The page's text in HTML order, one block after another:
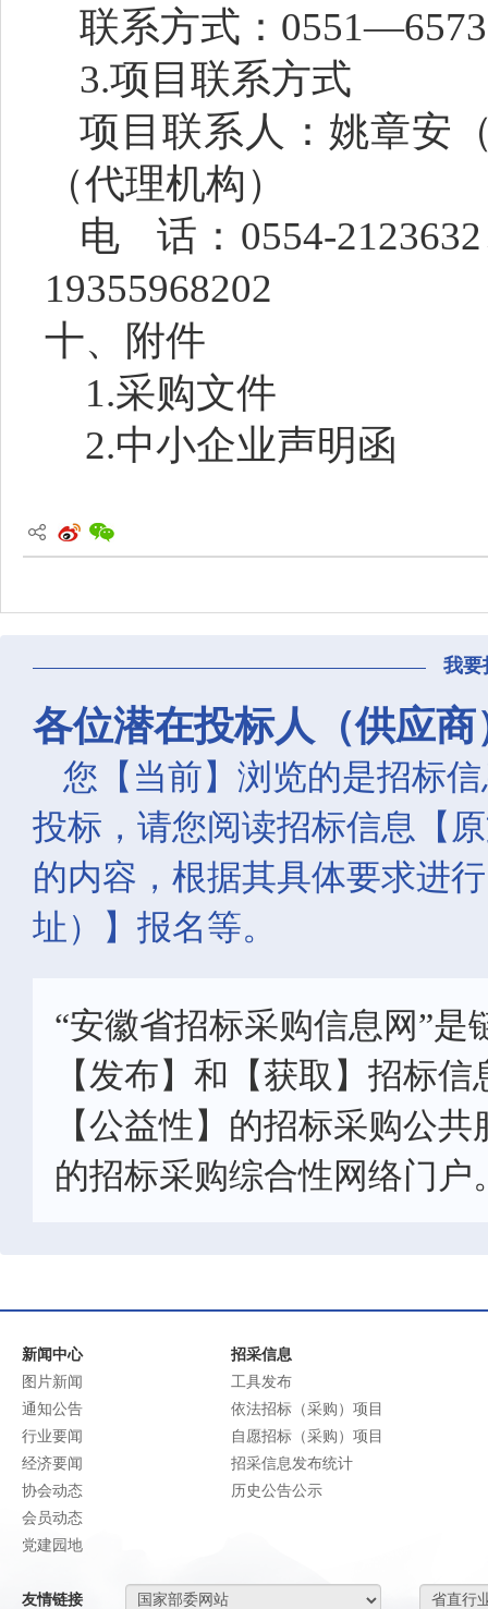
联系方式：
3.项目联系方式
项目联系人： 姚章安
（代理机构）
电
话： 0554-2123632
19355968202
十、附件
1.采购文件
2.中小企业声明函
我要
各位潜在投标人（供应商
您【当前】浏览的是招标
投标，请您阅读招标信息【
的内容，根据其具体要求进
址）】报名等。
“安徽省招标采购信息网”
【发布】和【获取】招标
【公益性】的招标采购公
的招标采购综合性网络门户
新闻中心
图片新闻
通知公告
行业要闻
经济要闻
协会动态
会员动态
党建园地
招采信息
工具发布
依法招标（采购）项目
自愿招标（采购）项目
招采信息发布统计
历史公告公示
友情链接